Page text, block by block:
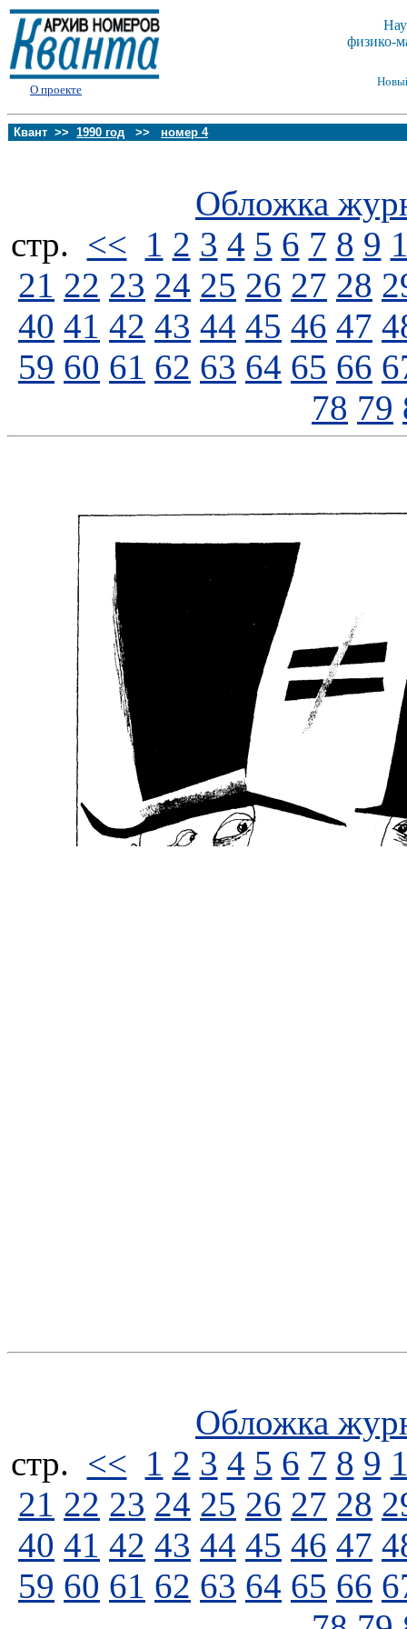
О проекте
физико-
Квант >> 1990 год >> номер 4
Обложка
стp. << 1 2 3 4 5 6 7 8 9
21 22 23 24 25 26 27 28
40 41 42 43 44 45 46 47
59 60 61 62 63 64 65 66
78 79
Обложка
стp. << 1 2 3 4 5 6 7 8 9
21 22 23 24 25 26 27 28
40 41 42 43 44 45 46 47
59 60 61 62 63 64 65 66